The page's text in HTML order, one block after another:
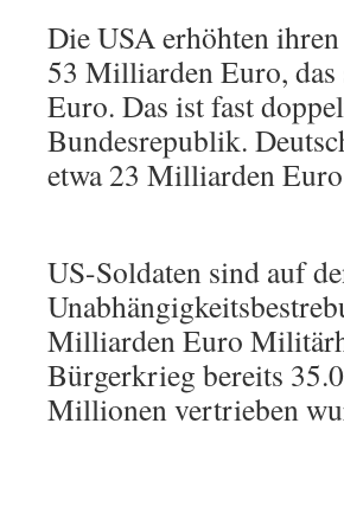
Die USA erhöhten
53 Milliarden Euro,
Euro. Das ist fast
Bundesrepublik.
etwa 23 Milliarden
US-Soldaten sind auf
Milliarden Euro
Bürgerkrieg bereits
Millionen vertrieben